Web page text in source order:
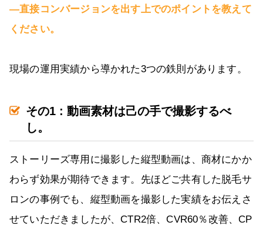
―直接コンバージョンを出す上でのポイントを教えて
ください。
現場の運用実績から導かれた3つの鉄則があります。
その1 : 動画素材は己の手で撮影するべ
し。
ストーリーズ専用に撮影した縦型動画は、商材にかか
わらず効果が期待できます。先ほどご共有した脱毛サ
ロンの事例でも、縦型動画を撮影した実績をお伝えさ
せていただきましたが、CTR2倍、CVR60％改善、CP